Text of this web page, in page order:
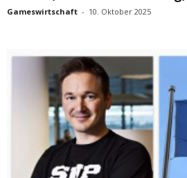
Gameswirtschaft - 10. Oktober 2025